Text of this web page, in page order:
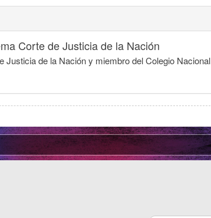
Corte de Justicia de la Nación
Justicia de la Nación y miembro del Colegio Nacional